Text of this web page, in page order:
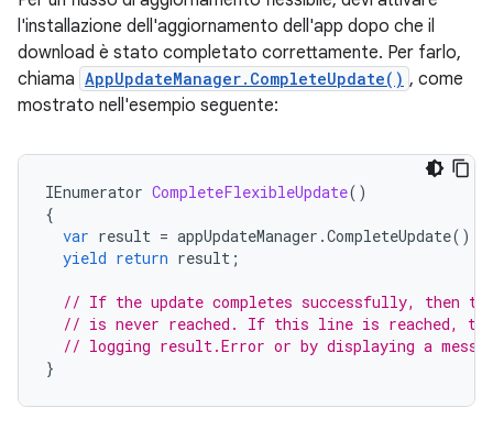
l'installazione dell'aggiornamento dell'app dopo che il
download è stato completato correttamente. Per farlo,
chiama AppUpdateManager.CompleteUpdate() , come
mostrato nell'esempio seguente:
IEnumerator CompleteFlexibleUpdate()
{
var result = appUpdateManager .CompleteUpdate();
yield return result ;
// If the update completes successfully, then
// is never reached. If this line is reached,
// logging result.Error or by displaying a
}